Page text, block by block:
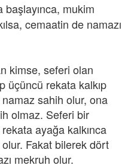
mukim
cemaatin de namazı
kimse, seferi olan
üçüncü rekata kalkıp
sahih olur, ona
olmaz. Seferi bir
ayağa kalkınca
Fakat bilerek dört
mekruh olur.